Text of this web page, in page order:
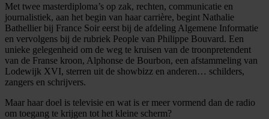
Met twee masterdiploma’s op zak, rechten, communicatie en
journalistiek, aan het begin van haar carrière, begint Nathalie
Bathellier bij France Soir eerst bij de afdeling Algemene Informatie
en vervolgens bij de rubriek People van Philippe Bouvard. Een
unieke gelegenheid om de weg te kruisen van de troonpretendent
van de Franse kroon, Alphonse de Bourbon, een afstammeling van
Lodewijk XVI, sterren uit de showbizz en anderen… schilders,
zangers en schrijvers.
Maar haar doel is televisie en wat is er meer vormend dan de radio
om toegang te krijgen tot het kleine scherm?